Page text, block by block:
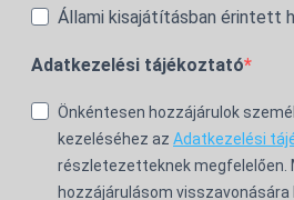
Állami kisajátításban érintett
Adatkezelési tájékoztató
Önkéntesen hozzájárulok
kezeléséhez az Adatkezelési
részletezetteknek megfelelően.
hozzájárulásom